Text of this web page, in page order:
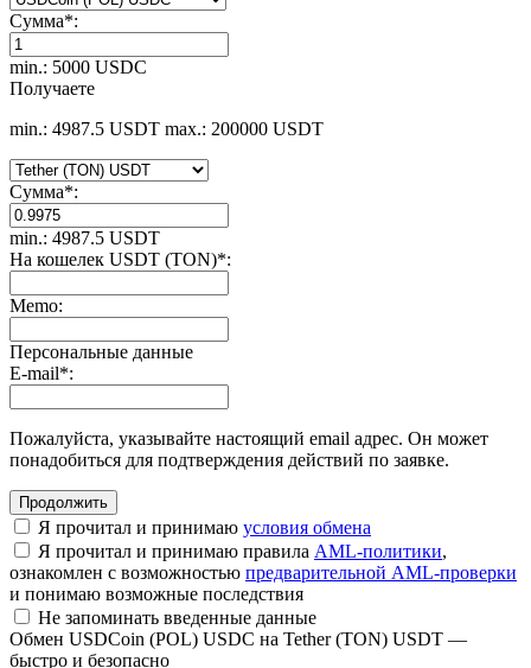
Сумма*:
min.: 5000 USDC
Получаете
min.: 4987.5 USDT max.: 200000 USDT
Сумма*:
min.: 4987.5 USDT
На кошелек USDT (TON)*:
Memo:
Персональные данные
E-mail*:
Пожалуйста, указывайте настоящий email адрес. Он может
понадобиться для подтверждения действий по заявке.
Я прочитал и принимаю условия обмена
Я прочитал и принимаю правила AML-политики,
ознакомлен с возможностью предварительной AML-проверки
и понимаю возможные последствия
Не запоминать введенные данные
Обмен USDCoin (POL) USDC на Tether (TON) USDT —
быстро и безопасно